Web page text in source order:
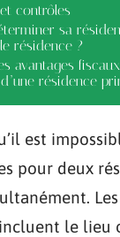
contrôles
sa
résidence ?
avantages
résidence
est
pour deux
le lieu